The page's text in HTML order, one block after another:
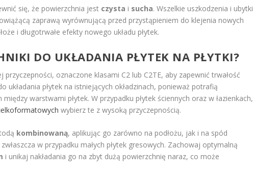
się, że powierzchnia jest czysta i sucha. Wszelkie uszkodzenia i ubytki
zaprawą wyrównującą przed przystąpieniem do klejenia nowych
i długotrwałe efekty nowego układu płytek.
DO UKŁADANIA PŁYTEK NA PŁYTKI?
przyczepności, oznaczone klasami C2 lub C2TE, aby zapewnić trwałość
układania płytek na istniejących okładzinach, ponieważ potrafią
warstwami płytek. W przypadku płytek ściennych oraz w łazienkach,
wybierz te z wysoką przyczepnością.
kombinowaną, aplikując go zarówno na podłożu, jak i na spód
w przypadku małych płytek gresowych. Zachowaj optymalną
i unikaj nakładania go na zbyt dużą powierzchnię naraz, co może